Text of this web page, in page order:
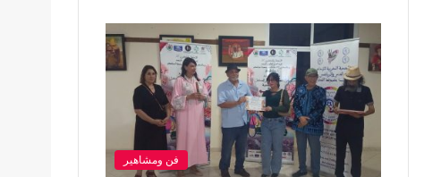
فن ومشاهير